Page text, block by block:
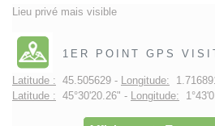
Lieu privé mais visible
1ER POINT GPS
Latitude : 45.505629 - Longitude:
Latitude : 45°30'20.26" - Longitude: